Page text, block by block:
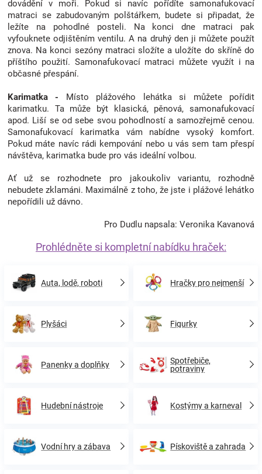
dovádění v moři. Pokud si navíc pořídíte samonafukovací
matraci se zabudovaným polštářkem, budete si připadat, že
ležíte na pohodlné posteli. Na konci dne matraci pak
vyfouknete odjištěním ventilu. A na druhý den ji můžete použít
znova. Na konci sezóny matraci složíte a uložíte do skříně do
příštího použití. Samonafukovací matraci můžete využít i na
občasné přespání.
Karimatka - Místo plážového lehátka si můžete pořídit
karimatku. Ta může být klasická, pěnová, samonafukovací
apod. Liší se od sebe svou pohodlností a samozřejmě cenou.
Samonafukovací karimatka vám nabídne vysoký komfort.
Pokud máte navíc rádi kempování nebo u vás sem tam přespí
návštěva, karimatka bude pro vás ideální volbou.
Ať už se rozhodnete pro jakoukoliv variantu, rozhodně
nebudete zklamáni. Maximálně z toho, že jste i plážové lehátko
nepořídili už dávno.
Pro Dudlu napsala: Veronika Kavanová
Prohlédněte si kompletní nabídku hraček:
Auta, lodě, roboti Hračky pro nejmenší
Plyšáci Figurky
Panenky a doplňky
Spotřebiče,
potraviny
Hudební nástroje Kostýmy a karneval
Vodní hry a zábava Pískoviště a zahrada